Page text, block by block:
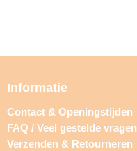
Informatie
Contact & Openingstijden
FAQ / Veel gestelde vragen
Verzenden & Retourneren